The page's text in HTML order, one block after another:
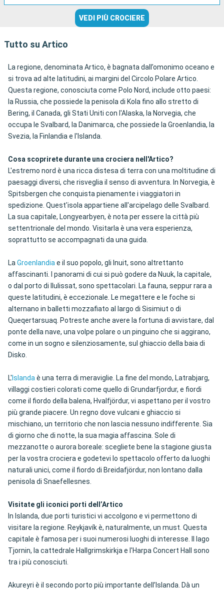
VEDI PIÙ CROCIERE
Tutto su Artico
La regione, denominata Artico, è bagnata dall’omonimo oceano e
si trova ad alte latitudini, ai margini del Circolo Polare Artico.
Questa regione, conosciuta come Polo Nord, include otto paesi:
la Russia, che possiede la penisola di Kola fino allo stretto di
Bering, il Canada, gli Stati Uniti con l'Alaska, la Norvegia, che
occupa le Svalbard, la Danimarca, che possiede la Groenlandia, la
Svezia, la Finlandia e l'Islanda.
Cosa scoprirete durante una crociera nell'Artico?
L'estremo nord è una ricca distesa di terra con una moltitudine di
paesaggi diversi, che risveglia il senso di avventura. In Norvegia, è
Spitsbergen che conquista pienamente i viaggiatori in
spedizione. Quest'isola appartiene all'arcipelago delle Svalbard.
La sua capitale, Longyearbyen, è nota per essere la città più
settentrionale del mondo. Visitarla è una vera esperienza,
soprattutto se accompagnati da una guida.
LaGroenlandiae il suo popolo, gli Inuit, sono altrettanto
affascinanti. I panorami di cui si può godere da Nuuk, la capitale,
o dal porto di Ilulissat, sono spettacolari. La fauna, seppur rara a
queste latitudini, è eccezionale. Le megattere e le foche si
alternano in balletti mozzafiato al largo di Sisimiut o di
Queqertarsuaq. Potreste anche avere la fortuna di avvistare, dal
ponte della nave, una volpe polare o un pinguino che si aggirano,
come in un sogno e silenziosamente, sul ghiaccio della baia di
Disko.
L' Islandaè una terra di meraviglie. La fine del mondo, Latrabjarg,
villaggi costieri colorati come quello di Grundarfjordur, e fiordi
come il fiordo della balena, Hvalfjördur, vi aspettano per il vostro
più grande piacere. Un regno dove vulcani e ghiaccio si
mischiano, un territorio che non lascia nessuno indifferente. Sia
di giorno che di notte, la sua magia affascina. Sole di
mezzanotte o aurora boreale: scegliete bene la stagione giusta
per la vostra crociera e godetevi lo spettacolo offerto da luoghi
naturali unici, come il fiordo di Breidafjördur, non lontano dalla
penisola di Snaefellesnes.
Visitate gli iconici porti dell’Artico
In Islanda, due porti turistici vi accolgono e vi permettono di
visitare la regione. Reykjavík è, naturalmente, un must. Questa
capitale è famosa per i suoi numerosi luoghi di interesse. Il lago
Tjornin, la cattedrale Hallgrimskirkja e l'Harpa Concert Hall sono
tra i più conosciuti.
Akureyri è il secondo porto più importante dell’Islanda. Dà un